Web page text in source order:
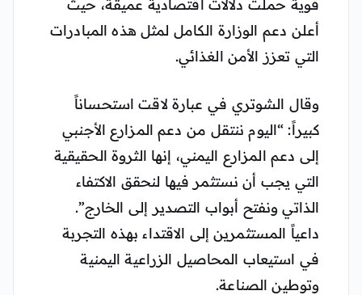
قوية حملت دلالات اقتصادية عميقة، حيث
أعلن دعم الوزارة الكامل لمثل هذه المبادرات
التي تعزز الأمن الغذائي.
وقال الشوتري في عبارة لاقت استحساناً
كبيراً: “اليوم ننتقل من دعم المزارع الأجنبي
إلى دعم المزارع اليمني، إنها الثروة الحقيقية
التي يجب أن نستثمر فيها لنحقق الاكتفاء
الذاتي ونفتح أبواب التصدير إلى الخارج”.
داعياً المستثمرين إلى الاقتداء بهذه التجربة
في استيعاب المحاصيل الزراعية اليمنية
وتوطين الصناعة.